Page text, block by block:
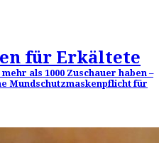
für Erkältete
als 1000 Zuschauer haben –
Mundschutzmaskenpflicht für